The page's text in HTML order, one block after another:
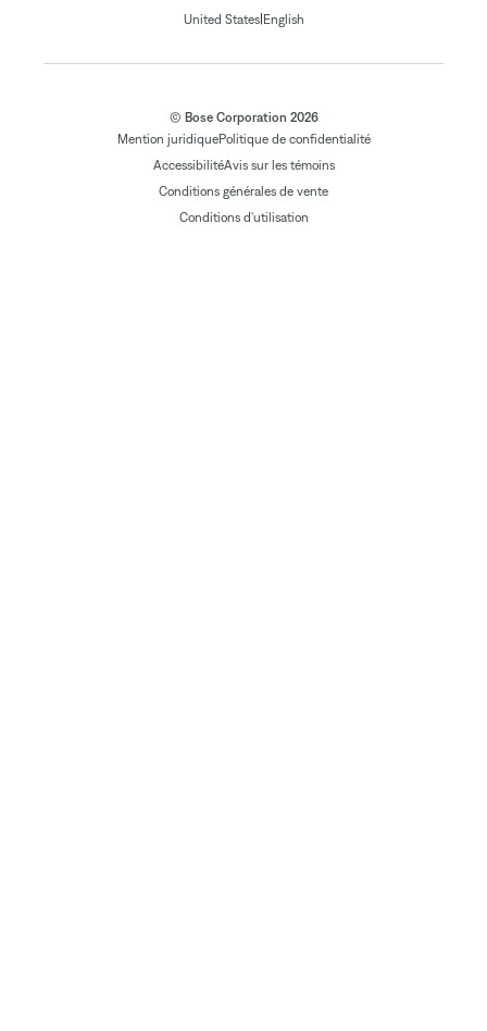
United States| English
© Bose Corporation 2026
Mention juridiquePolitique de confidentialité
AccessibilitéAvis sur les témoins
Conditions générales de vente
Conditions d'utilisation